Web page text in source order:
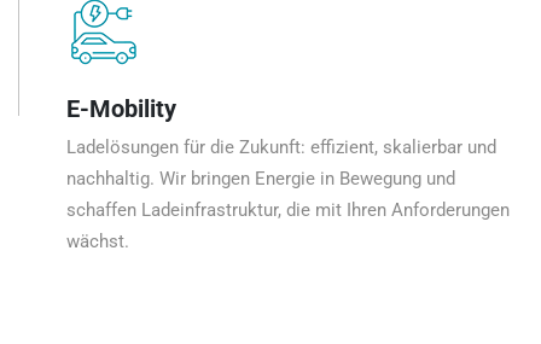
E-Mobility
Ladelösungen für die Zukunft: effizient, skalierbar und
nachhaltig. Wir bringen Energie in Bewegung und
schaffen Ladeinfrastruktur, die mit Ihren Anforderungen
wächst.